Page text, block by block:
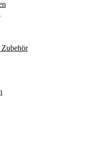
Zubehör